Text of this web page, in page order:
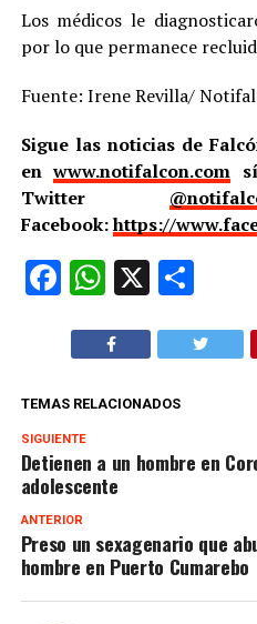
Los médicos le
por lo que permanece
Fuente: Irene Revilla/
Sigue las noticias de
enwww.notifalcon.com
Twitter
Facebook:https://
Facebook
WhatsApp
X
TEMAS RELACIONADOS
SIGUIENTE
Detienen a un hombre en
adolescente
ANTERIOR
Preso un sexagenario que
hombre en Puerto Cumarebo